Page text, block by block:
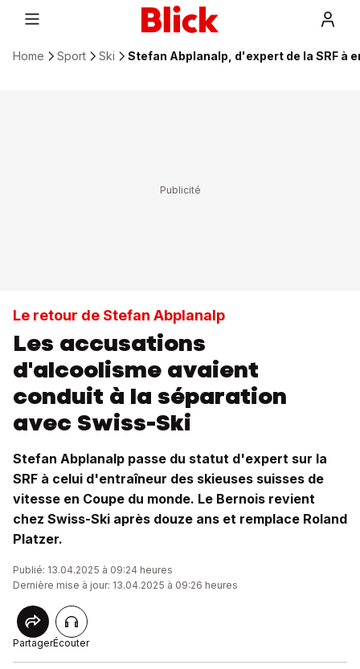
Home Sport Ski Stefan Abplanalp, d'expert de la SRF à
Le retour de Stefan Abplanalp
Les accusations
d'alcoolisme avaient
conduit à la séparation
avec Swiss-Ski
Stefan Abplanalp passe du statut d'expert sur la
SRF à celui d'entraîneur des skieuses suisses de
vitesse en Coupe du monde. Le Bernois revient
chez Swiss-Ski après douze ans et remplace Roland
Platzer.
Publié: 13.04.2025 à 09:24 heures
Dernière mise à jour: 13.04.2025 à 09:26 heures
PartagerÉcouter